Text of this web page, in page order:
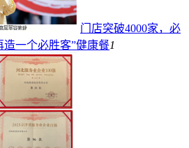
门店突破4000家，必
造一个必胜客”健康餐1